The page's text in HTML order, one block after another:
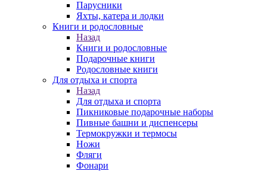
Парусники
Яхты, катера и лодки
Книги и родословные
Назад
Книги и родословные
Подарочные книги
Родословные книги
Для отдыха и спорта
Назад
Для отдыха и спорта
Пикниковые подарочные наборы
Пивные башни и диспенсеры
Термокружки и термосы
Ножи
Фляги
Фонари